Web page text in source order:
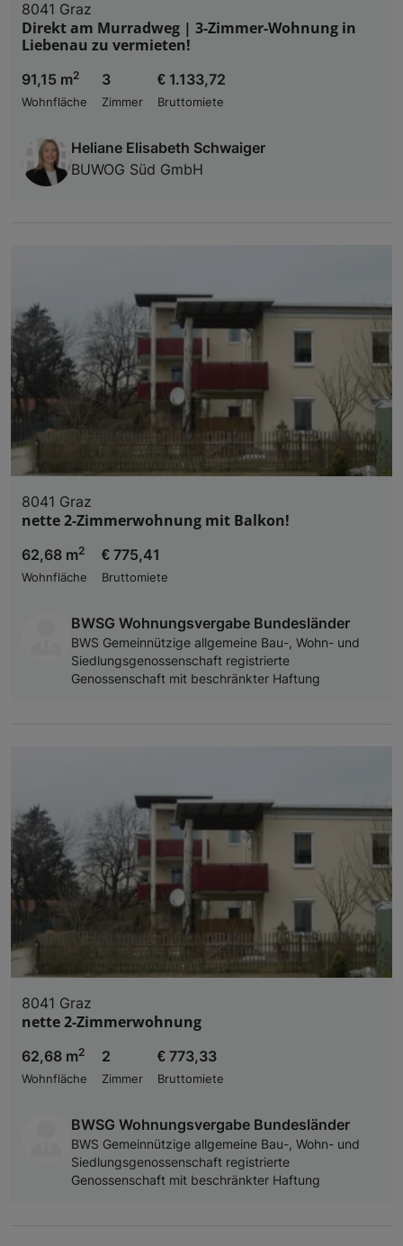
8041 Graz
Direkt am Murradweg | 3-Zimmer-Wohnung in
Liebenau zu vermieten!
91,15 m2
Wohnfläche
3
Zimmer
€ 1.133,72
Bruttomiete
Heliane Elisabeth Schwaiger
BUWOG Süd GmbH
8041 Graz
nette 2-Zimmerwohnung mit Balkon!
62,68 m2
Wohnfläche
€ 775,41
Bruttomiete
BWSG Wohnungsvergabe Bundesländer
BWS Gemeinnützige allgemeine Bau-, Wohn- und
Siedlungsgenossenschaft registrierte
Genossenschaft mit beschränkter Haftung
8041 Graz
nette 2-Zimmerwohnung
62,68 m2
Wohnfläche
2
Zimmer
€ 773,33
Bruttomiete
BWSG Wohnungsvergabe Bundesländer
BWS Gemeinnützige allgemeine Bau-, Wohn- und
Siedlungsgenossenschaft registrierte
Genossenschaft mit beschränkter Haftung